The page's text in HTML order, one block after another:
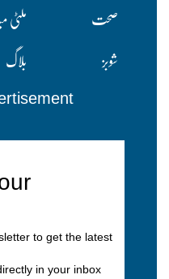
صحت
ملٹی
شوبز
بلاگ
to get the latest
in your inbox.